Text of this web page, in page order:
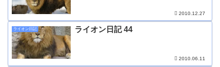
2010.12.27
ライオン日記 ライオン日記 44
2010.06.11